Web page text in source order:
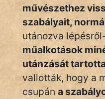
Vers
IRODALOM
SZÓLÁS
művészethez
szabályait,
utánozva
műalkotások
utánzását tartotta
vallották, hogy a
csupán a